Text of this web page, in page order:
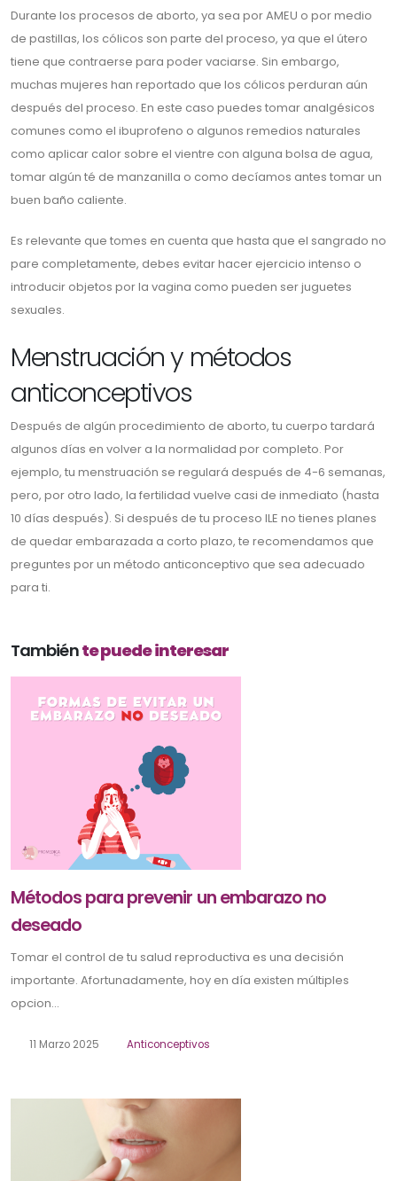
Durante los procesos de aborto, ya sea por AMEU o por medio
de pastillas, los cólicos son parte del proceso, ya que el útero
tiene que contraerse para poder vaciarse. Sin embargo,
muchas mujeres han reportado que los cólicos perduran aún
después del proceso. En este caso puedes tomar analgésicos
comunes como el ibuprofeno o algunos remedios naturales
como aplicar calor sobre el vientre con alguna bolsa de agua,
tomar algún té de manzanilla o como decíamos antes tomar un
buen baño caliente.
Es relevante que tomes en cuenta que hasta que el sangrado no
pare completamente, debes evitar hacer ejercicio intenso o
introducir objetos por la vagina como pueden ser juguetes
sexuales.
Menstruación y métodos
anticonceptivos
Después de algún procedimiento de aborto, tu cuerpo tardará
algunos días en volver a la normalidad por completo. Por
ejemplo, tu menstruación se regulará después de 4-6 semanas,
pero, por otro lado, la fertilidad vuelve casi de inmediato (hasta
10 días después). Si después de tu proceso ILE no tienes planes
de quedar embarazada a corto plazo, te recomendamos que
preguntes por un método anticonceptivo que sea adecuado
para ti.
Tambiénte puede interesar
Métodos para prevenir un embarazo no
deseado
Tomar el control de tu salud reproductiva es una decisión
importante. Afortunadamente, hoy en día existen múltiples
opcion...
11 Marzo 2025 Anticonceptivos